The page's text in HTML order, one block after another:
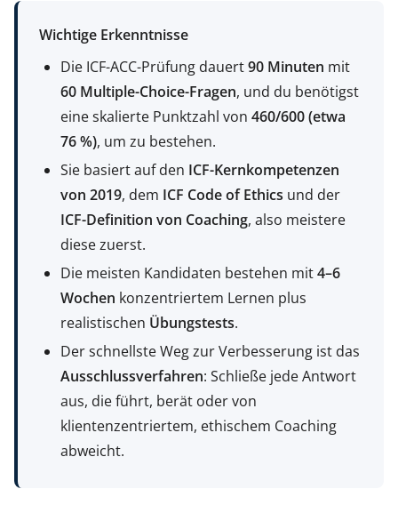
Wichtige Erkenntnisse
Die ICF-ACC-Prüfung dauert90 Minuten mit
60 Multiple-Choice-Fragen, und du benötigst
eine skalierte Punktzahl von 460/600 (etwa
76 %), um zu bestehen.
Sie basiert auf den ICF-Kernkompetenzen
von 2019, dem ICF Code of Ethics und der
ICF-Definition von Coaching, also meistere
diese zuerst.
Die meisten Kandidaten bestehen mit4–6
Wochen konzentriertem Lernen plus
realistischen Übungstests.
Der schnellste Weg zur Verbesserung ist das
Ausschlussverfahren: Schließe jede Antwort
aus, die führt, berät oder von
klientenzentriertem, ethischem Coaching
abweicht.